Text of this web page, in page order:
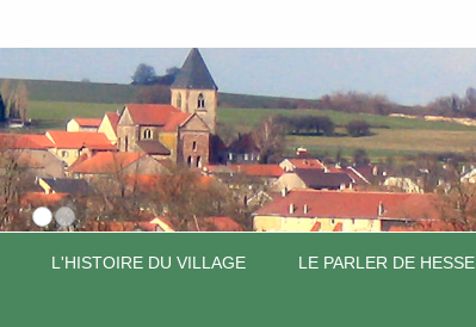
L'HISTOIRE DU VILLAGE LE PARLER DE HESSE